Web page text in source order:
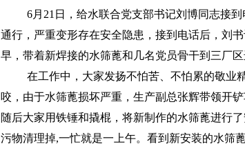
6月 21 日
，给水联合党支部书记刘博同志接
通行，严重变形存在安全隐患，接到电话后，刘
早，带着新焊接的水筛蓖和几名党员骨干到三厂区
在工作中，大家发扬不怕苦、不怕累的敬业
咬，由于水筛蓖损坏严重，生产副总张辉带领开
随后大家用铁锤和撬棍，将新制作的水筛蓖进行
污物清理掉,一忙就是一上午。看到新安装的水筛